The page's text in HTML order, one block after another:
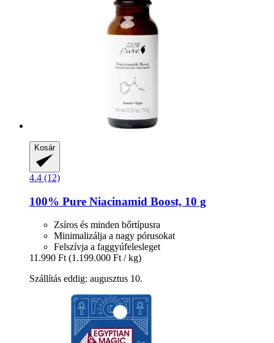
Kosár
4.4 (12)
100% Pure Niacinamid Boost, 10 g
Zsíros és minden bőrtípusra
Minimalizálja a nagy pórusokat
Felszívja a faggyúfelesleget
11.990 Ft (1.199.000 Ft / kg)
Szállítás eddig: augusztus 10.